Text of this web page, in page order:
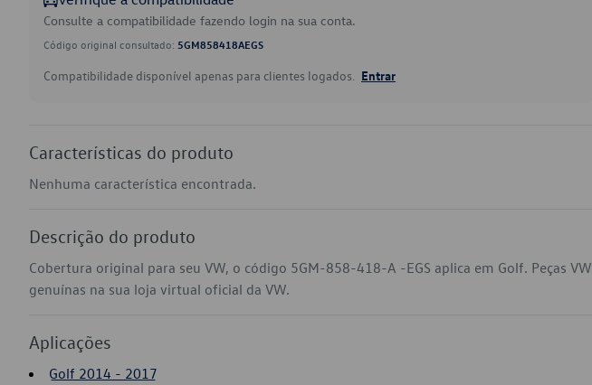
Consulte a compatibilidade fazendo login na sua conta.
Código original consultado: 5GM858418AEGS
Compatibilidade disponível apenas para clientes logados. Entrar
Características do produto
Nenhuma característica encontrada.
Descrição do produto
Cobertura original para seu VW, o código 5GM-858-418-A -EGS aplica em Golf. Peças VW
genuínas na sua loja virtual oficial da VW.
Aplicações
Golf 2014 - 2017